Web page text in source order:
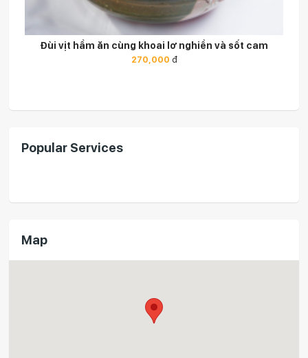
và sốt cam Nem cuốn cá ngừ kiểu Nhật
Popular Services
Map